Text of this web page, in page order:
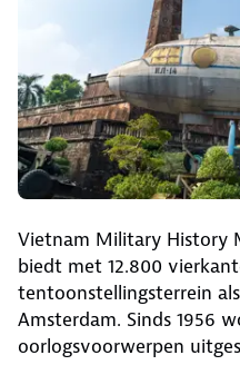
Vietnam Military History
biedt met 12.800
tentoonstellingsterrein
Amsterdam. Sinds 1956
oorlogsvoorwerpen